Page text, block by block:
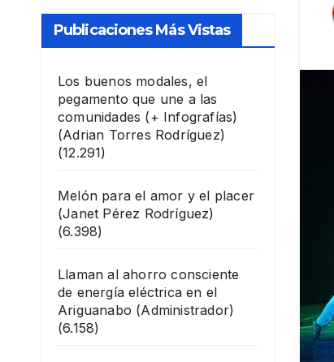
Publicaciones Más Vistas
Los buenos modales, el
pegamento que une a las
comunidades (+ Infografías)
(Adrian Torres Rodríguez)
(12.291)
Melón para el amor y el placer
(Janet Pérez Rodríguez)
(6.398)
Llaman al ahorro consciente
de energía eléctrica en el
Ariguanabo (Administrador)
(6.158)